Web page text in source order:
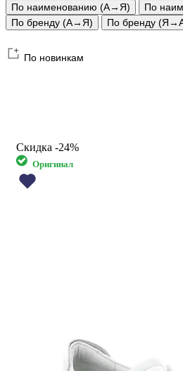
По наименованию (А→Я)
По
По бренду (А→Я)
По бренду
По новинкам
Скидка -24%
Оригинал